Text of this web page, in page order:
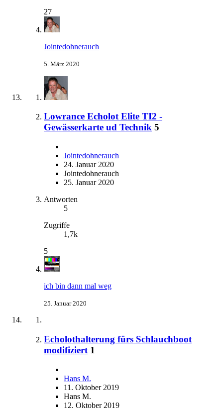
27
Jointedohnerauch
5. März 2020
Lowrance Echolot Elite TI2 -
Gewässerkarte ud Technik 5
Jointedohnerauch
24. Januar 2020
Jointedohnerauch
25. Januar 2020
Antworten
5
Zugriffe
1,7k
5
ich bin dann mal weg
25. Januar 2020
Echolothalterung fürs Schlauchboot
modifiziert 1
Hans M.
11. Oktober 2019
Hans M.
12. Oktober 2019